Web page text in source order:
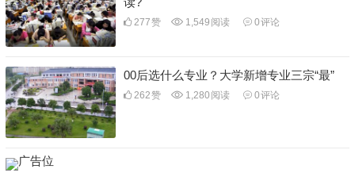
277赞 1,549 阅读 0评论
00后选什么专业？大学新增专业三宗“最”
262赞 1,280 阅读 0评论